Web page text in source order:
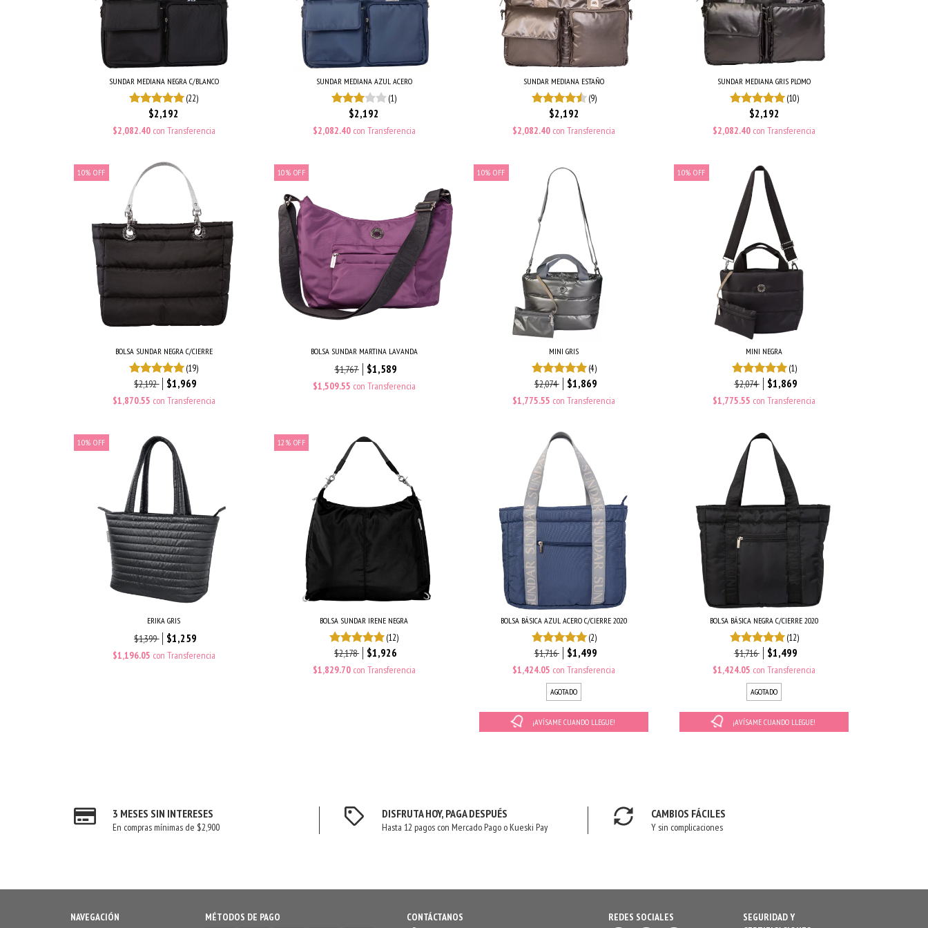
SUNDAR MEDIANA NEGRA C/BLANCO
(22)
$2,192
$2,082.40 con Transferencia
SUNDAR MEDIANA AZUL ACERO
(1)
$2,192
$2,082.40 con Transferencia
SUNDAR MEDIANA ESTAÑO
(9)
$2,192
$2,082.40 con Transferencia
SUNDAR MEDIANA GRIS PLOMO
(10)
$2,192
$2,082.40 con Transferencia
10% OFF
BOLSA SUNDAR NEGRA C/CIERRE
(19)
$2,192 $1,969
$1,870.55 con Transferencia
10% OFF
BOLSA SUNDAR MARTINA LAVANDA
$1,767 $1,589
$1,509.55 con Transferencia
10%OFF
MINI GRIS
(4)
$2,074 $1,869
$1,775.55 con Transferencia
10%OFF
MINI NEGRA
(1)
$2,074 $1,869
$1,775.55 con Transferencia
10% OFF
ERIKA GRIS
$1,399 $1,259
$1,196.05 con Transferencia
12 % OFF
BOLSA SUNDAR IRENE NEGRA
(12)
$2,178 $1,926
$1,829.70 con Transferencia
BOLSA BÁSICA AZUL ACERO C/CIERRE 2020
(2)
$1,716 $1,499
$1,424.05 con Transferencia
AGOTADO
¡AVÍSAME CUANDO LLEGUE!
BOLSA BÁSICA NEGRA C/CIERRE 2020
(12)
$1,716 $1,499
$1,424.05 con Transferencia
AGOTADO
¡AVÍSAME CUANDO LLEGUE!
3 MESES SIN INTERESES
En compras mínimas de $2,900
DISFRUTA HOY, PAGA DESPUÉS
Hasta 12 pagos con Mercado Pago o Kueski Pay
CAMBIOS FÁCILES
Y sin complicaciones
NAVEGACIÓN MÉTODOS DE PAGO CONTÁCTANOS REDES SOCIALES
SEGURIDAD Y